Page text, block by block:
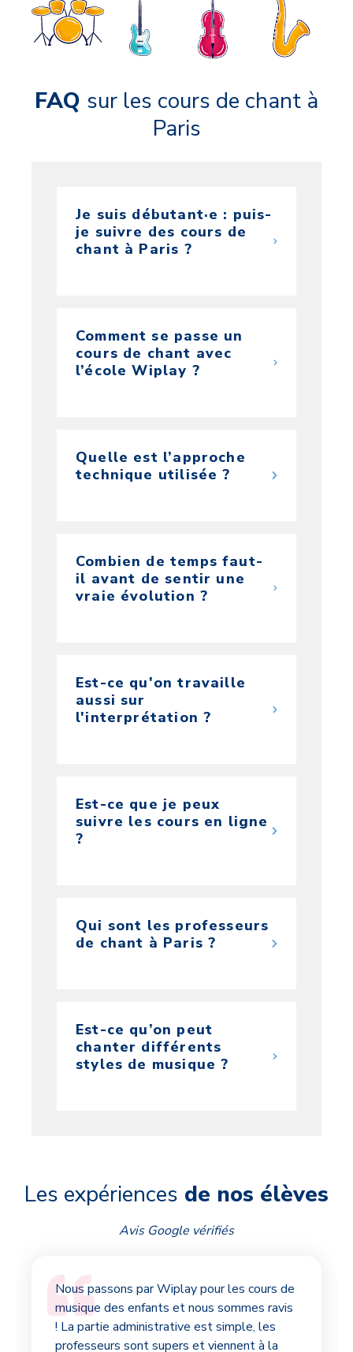
FAQ sur les cours de chant à
Paris
Je suis débutant·e : puis-
je suivre des cours de
chant à Paris ?
Comment se passe un
cours de chant avec
l’école Wiplay ?
Quelle est l’approche
technique utilisée ?
Combien de temps faut-
il avant de sentir une
vraie évolution ?
Est-ce qu'on travaille
aussi sur
l'interprétation ?
Est-ce que je peux
suivre les cours en ligne
?
Qui sont les professeurs
de chant à Paris ?
Est-ce qu’on peut
chanter différents
styles de musique ?
Les expériences de nos élèves
Avis Google vérifiés
Nous passons par Wiplay pour les cours de
musique des enfants et nous sommes ravis
! La partie administrative est simple, les
professeurs sont supers et viennent à la